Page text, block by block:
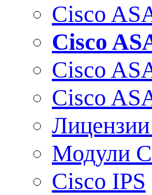
Cisco
Cisco
Cisco
Cisco
Модули
Cisco IPS